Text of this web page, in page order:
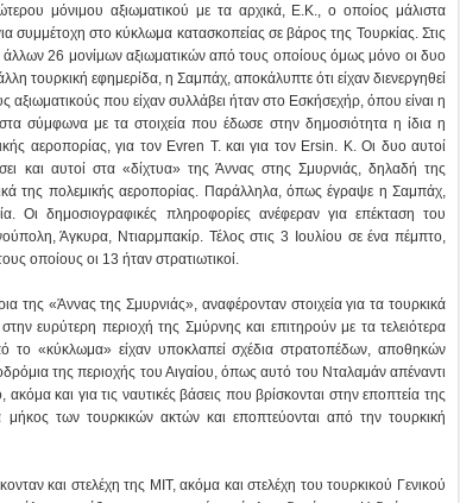
μόνιμου αξιωματικού με τα αρχικά, Ε.Κ., ο οποίος μάλιστα
συμμέτοχη στο κύκλωμα κατασκοπείας σε βάρος της Τουρκίας. Στις
26 μονίμων αξιωματικών από τους οποίους όμως μόνο οι δυο
τουρκική εφημερίδα, η Σαμπάχ, αποκάλυπτε ότι είχαν διενεργηθεί
που είχαν συλλάβει ήταν στο Εσκήσεχήρ, όπου είναι η
σύμφωνα με τα στοιχεία που έδωσε στην δημοσιότητα η ίδια η
αεροπορίας, για τον Evren T. και για τον Ersin. K. Οι δυο αυτοί
και αυτοί στα «δίχτυα» της Άννας στης Σμυρνιάς, δηλαδή της
της πολεμικής αεροπορίας. Παράλληλα, όπως έγραψε η Σαμπάχ,
Οι δημοσιογραφικές πληροφορίες ανέφεραν για επέκταση του
Άγκυρα, Ντιαρμπακίρ. Τέλος στις 3 Ιουλίου σε ένα πέμπτο,
οποίους οι 13 ήταν στρατιωτικοί.
της «Άννας της Σμυρνιάς», αναφέρονταν στοιχεία για τα τουρκικά
ευρύτερη περιοχή της Σμύρνης και επιτηρούν με τα τελειότερα
το «κύκλωμα» είχαν υποκλαπεί σχέδια στρατοπέδων, αποθηκών
της περιοχής του Αιγαίου, όπως αυτό του Νταλαμάν απέναντι
και για τις ναυτικές βάσεις που βρίσκονται στην εποπτεία της
μήκος των τουρκικών ακτών και εποπτεύονται από την τουρκική
και στελέχη της ΜΙΤ, ακόμα και στελέχη του τουρκικού Γενικού